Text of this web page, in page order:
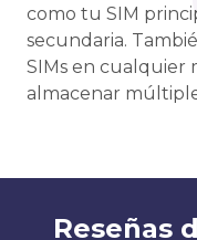
como tu SIM
secundaria.
SIMs en cualquier
almacenar
Reseñas